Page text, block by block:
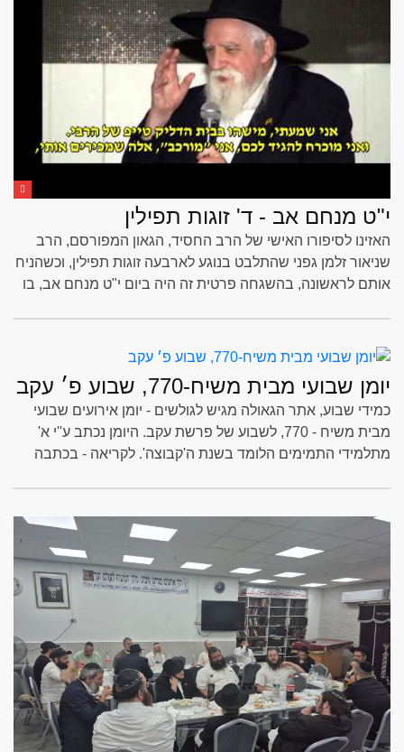
י"ט מנחם אב - ד' זוגות תפילין
האזינו לסיפורו האישי של הרב החסיד, הגאון המפורסם, הרב
שניאור זלמן גפני שהתלבט בנוגע לארבעה זוגות תפילין, וכשהניח
אותם לראשונה, בהשגחה פרטית זה היה ביום י"ט מנחם אב, בו
יומן שבועי מבית משיח-770, שבוע פ׳ עקב
כמידי שבוע, אתר הגאולה מגיש לגולשים - יומן אירועים שבועי
מבית משיח - 770, לשבוע של פרשת עקב. היומן נכתב ע''י א'
מתלמידי התמימים הלומד בשנת ה'קבוצה'. לקריאה - בכתבה